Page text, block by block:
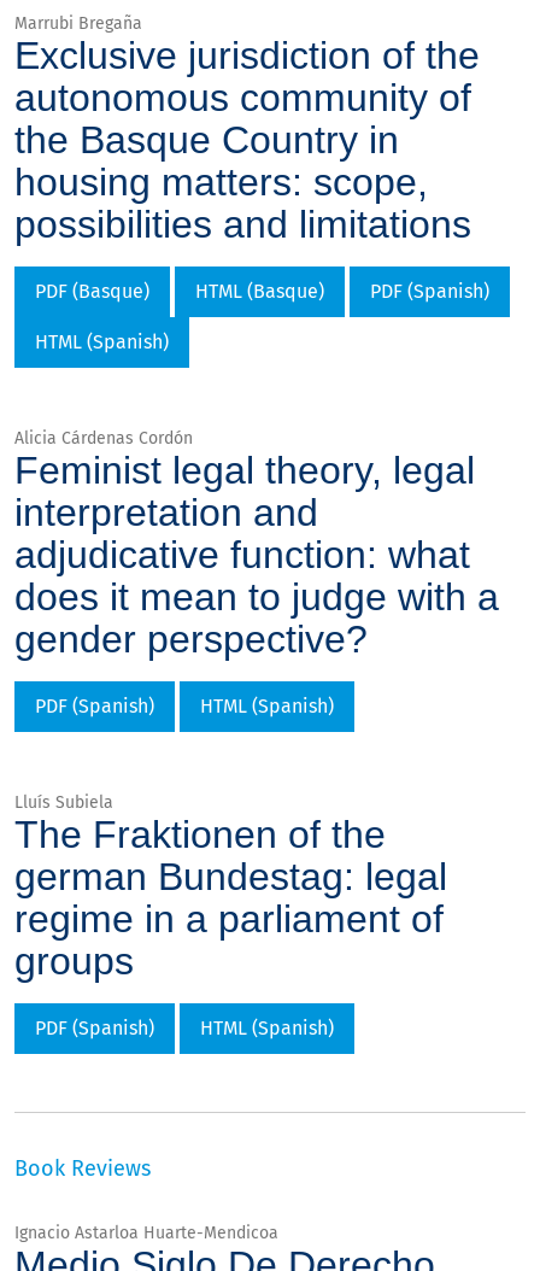
Marrubi Bregaña
Exclusive jurisdiction of the
autonomous community of
the Basque Country in
housing matters: scope,
possibilities and limitations
PDF (Basque) HTML (Basque) PDF (Spanish)
HTML (Spanish)
Alicia Cárdenas Cordón
Feminist legal theory, legal
interpretation and
adjudicative function: what
does it mean to judge with a
gender perspective?
PDF (Spanish) HTML (Spanish)
Lluís Subiela
The Fraktionen of the
german Bundestag: legal
regime in a parliament of
groups
PDF (Spanish) HTML (Spanish)
Book Reviews
Ignacio Astarloa Huarte-Mendicoa